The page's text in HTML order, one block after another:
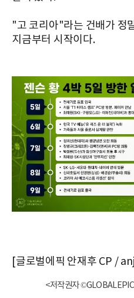
"고 코리아"라는 건배가 정
지금부터 시작이다.
[글로벌에픽 안재후 CP /
<저작권자